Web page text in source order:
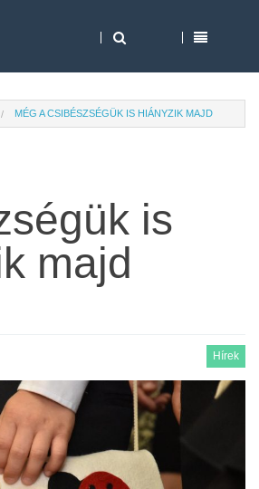
MÉG A CSIBÉSZSÉGÜK IS HIÁNYZIK MAJD
is
majd
Hírek